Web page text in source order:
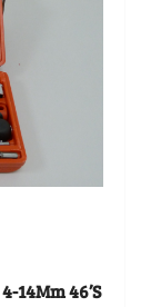
14Mm 46’S